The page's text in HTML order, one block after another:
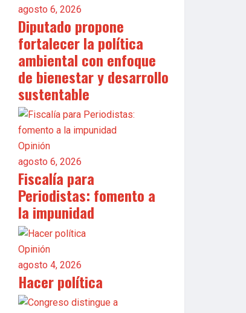
agosto 6, 2026
Diputado propone
fortalecer la política
ambiental con enfoque
de bienestar y desarrollo
sustentable
Opinión
agosto 6, 2026
Fiscalía para
Periodistas: fomento a
la impunidad
Opinión
agosto 4, 2026
Hacer política